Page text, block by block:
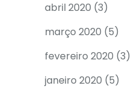
abril 2020 (3)
março 2020 (5)
fevereiro 2020 (3)
janeiro 2020 (5)